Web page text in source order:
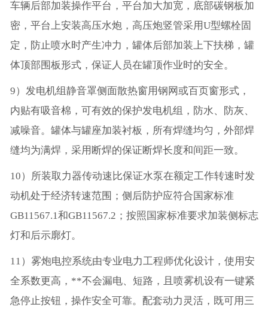
车辆后部加装操作平台，平台加大加宽，底部碳钢板加
密，平台上安装高压水炮，高压炮竖管采用U型螺栓固
定，防止喷水时产生冲力，罐体后部加装上下扶梯，罐
体顶部围板形式，保证人员在罐顶作业时的安全。
9）发电机组静音罩侧面散热窗用钢网或百页窗形式，
内贴有吸音棉，可有效的保护发电机组，防水、防灰、
减噪音。罐体与罐座加装衬板，所有焊缝均匀，外部焊
缝均为满焊，采用断焊的保证断焊长度和间距一致。
10）所装取力器传动速比保证水泵在额定工作转速时发
动机处于经济转速范围；侧后防护应符合国家标准
GB11567.1和GB11567.2；按照国家标准要求加装侧标志
灯和后示廓灯。
11）雾炮电控系统由专业电力工程师优化设计，使用安
全系数更高，**不会漏电、短路，且喷雾机设有一键紧
急停止按钮，操作安全可靠。配套动力灵活，既可用三